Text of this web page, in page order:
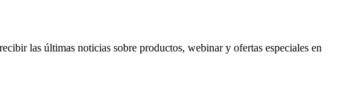
las últimas noticias sobre productos, webinar y ofertas especiales en